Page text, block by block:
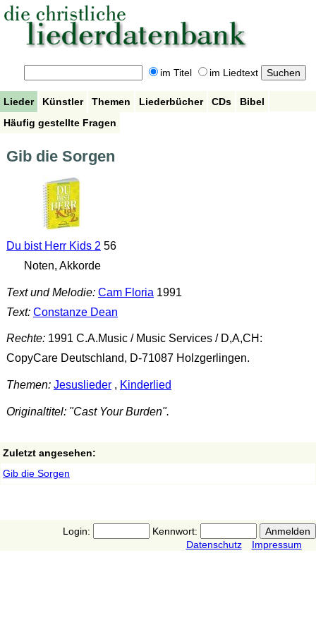
im Titel im Liedtext
Lieder Künstler Themen Liederbücher CDs
Bibel
Häufig gestellte Fragen
Gib die Sorgen
Du bist Herr Kids 2 56
Noten, Akkorde
Text und Melodie: Cam Floria 1991
Text: Constanze Dean
Rechte:1991 C.A.Music / Music Services / D,A,CH:
CopyCare Deutschland, D-71087 Holzgerlingen.
Themen: Jesuslieder, Kinderlied
Originaltitel: "Cast Your Burden".
Zuletzt angesehen:
Gib die Sorgen
Login:
Kennwort:
Datenschutz
Impressum